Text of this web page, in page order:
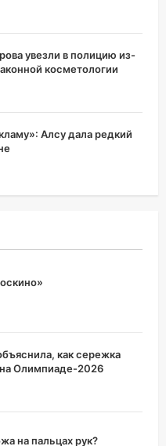
увезли в полицию из-
косметологии
Алсу дала редкий
как сережка
на Олимпиаде-2026
на пальцах рук?